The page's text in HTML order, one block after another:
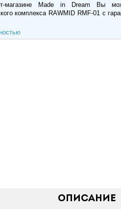
магазине Made in Dream Вы
комплекса RAWMID RMF-01 с
Описание